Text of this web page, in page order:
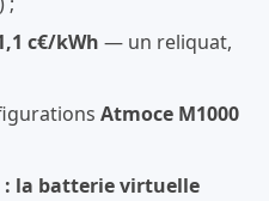
c€/kWh — un reliquat,
Atmoce M1000
la batterie virtuelle